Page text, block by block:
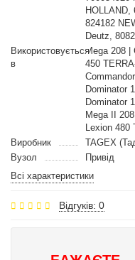
HOLLAND,
824182
Deutz,
Використовується
в
Mega 208 |
450
Dominator
Dominator
Mega II
Lexion 480
Виробник
TAGEX
Вузол
Привід
Всі характеристики
Відгуків: 0